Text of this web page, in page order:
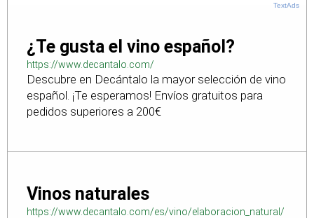
TextAds
¿Te gusta el vino español?
https://www.decantalo.com/
Descubre en Decántalo la mayor selección de vino
español. ¡Te esperamos! Envíos gratuitos para
pedidos superiores a 200€
Vinos naturales
https://www.decantalo.com/es/vino/elaboracion_natural/